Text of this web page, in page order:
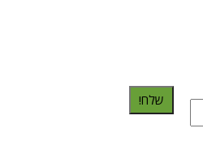
שלח!